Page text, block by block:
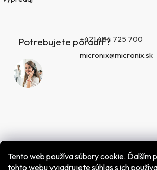
Tento web používa súbory cookie. Ďalším
tohto webu vyjadrujete súhlas s ich
Potrebujete poradiť?+421 484 725 700
micronix@micronix.sk